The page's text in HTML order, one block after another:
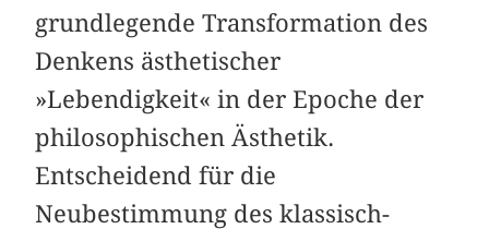
grundlegende Transformation des
Denkens ästhetischer
»Lebendigkeit« in der Epoche der
philosophischen Ästhetik.
Entscheidend für die
Neubestimmung des klassisch-